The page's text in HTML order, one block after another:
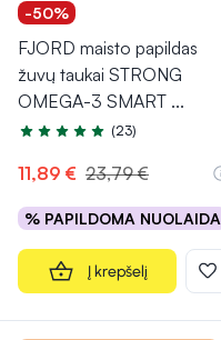
-50%
FJORD maisto papildas
žuvų taukai STRONG
OMEGA-3 SMART ...
Įvertinimas 5.0 iš 5
(23)
11,89 € 23,79 €
% PAPILDOMA NUOLAIDA
Į krepšelį